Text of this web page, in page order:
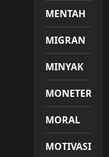
MENTAH
MIGRAN
MINYAK
MONETER
MORAL
MOTIVASI